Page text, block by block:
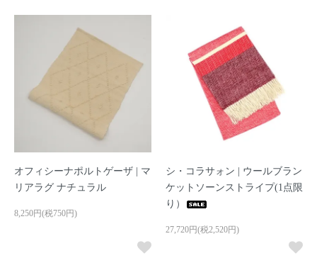
オフィシーナポルトゲーザ | マ
リアラグ ナチュラル
8,250円(税750円)
シ・コラサォン | ウールブラン
ケットソーンストライプ(1点限
り）
27,720円(税2,520円)